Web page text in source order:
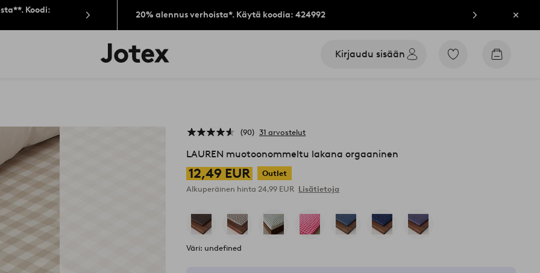
Koodi:
20% alennus verhoista*. Käytä koodia: 424992 Sulje
Jotex-
logo
Kirjaudu sisään
Siirry
Siirry
90 31 arvostelut
LAUREN muotoonommeltu lakana orgaaninen
12,49 EUR
Outlet
Alkuperäinen hinta 24,99 EUR Lisätietoja
Väri: undefined